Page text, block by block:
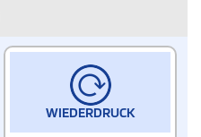
WIEDERDRUCK